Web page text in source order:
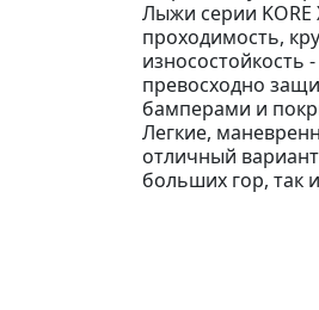
Лыжи серии
проходимость,
износостойкость
превосходно
бамперами и
Легкие,
отличный
больших гор, так